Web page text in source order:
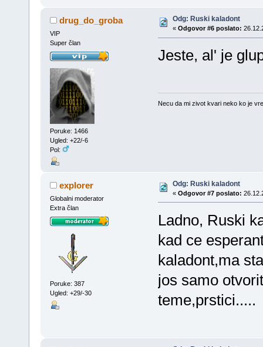
drug_do_groba
VIP
Super član
Poruke: 1466
Ugled: +22/-6
Pol:
Odg: Ruski kaladont
« Odgovor #6 poslato:
Jeste, al' je
Necu da mi zivot kvari neko ko je
explorer
Globalni moderator
Extra član
Poruke: 387
Ugled: +29/-30
Odg: Ruski kaladont
« Odgovor #7 poslato:
Ladno, Ruski
kad ce
kaladont,ma
jos samo
teme,prstici.....